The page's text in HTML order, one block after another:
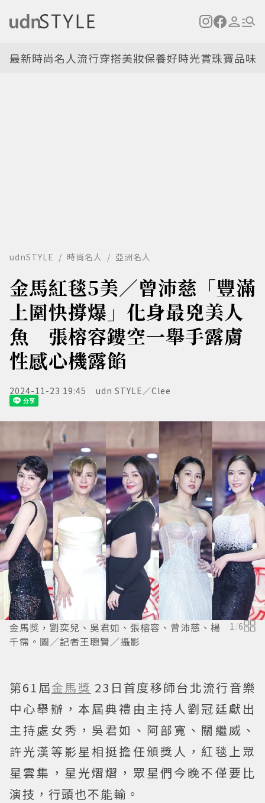
最新時尚名人流行穿搭美妝保養好時光賞珠寶品味
udnSTYLE 時尚名人 亞洲名人
金馬紅毯5美／曾沛慈「豐滿
上圍快撐爆」化身最兇美人
魚 張榕容鏤空一舉手露膚
性感心機露餡
2024-11-23 19:45 udn STYLE／Clee
金馬獎，劉奕兒、吳君如、張榕容、曾沛慈、楊
千霈。圖／記者王聰賢／攝影
1/6
第61屆金馬獎 23日首度移師台北流行音樂
中心舉辦，本屆典禮由主持人劉冠廷獻出
主持處女秀，吳君如、阿部寬、關繼威、
許光漢等影星相挺擔任頒獎人，紅毯上眾
星雲集，星光熠熠，眾星們今晚不僅要比
演技，行頭也不能輸。